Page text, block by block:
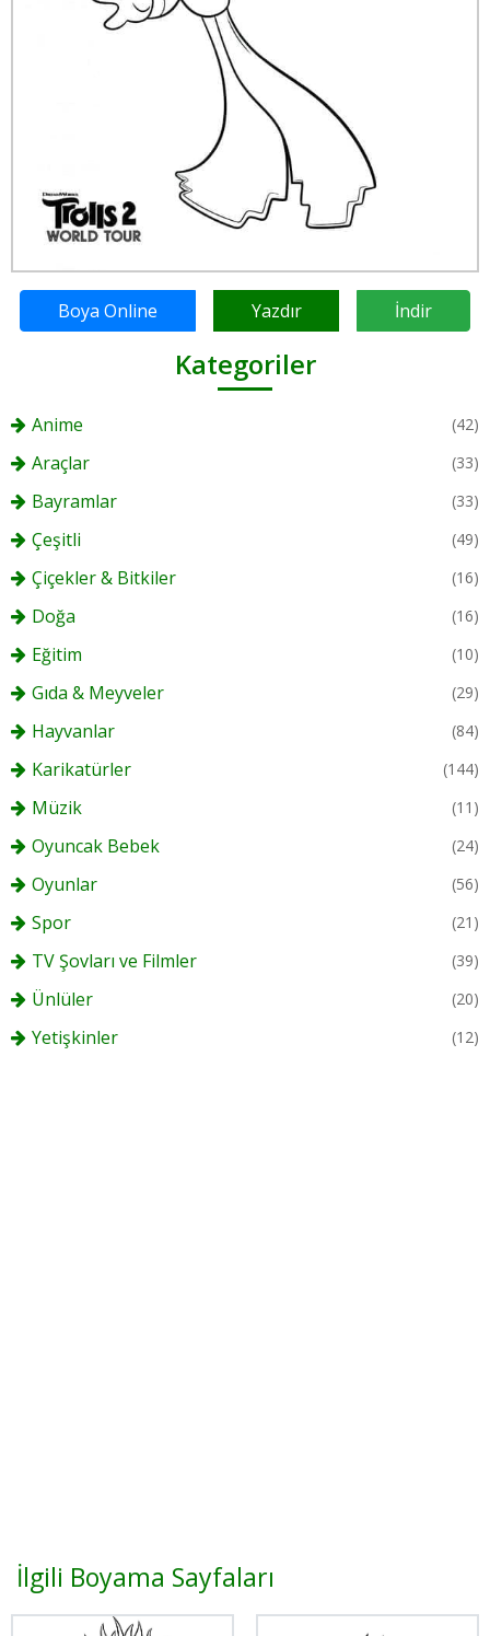
Boya Online Yazdır İndir
Kategoriler
Anime (42)
Araçlar (33)
Bayramlar (33)
Çeşitli (49)
Çiçekler & Bitkiler (16)
Doğa (16)
Eğitim (10)
Gıda & Meyveler (29)
Hayvanlar (84)
Karikatürler (144)
Müzik (11)
Oyuncak Bebek (24)
Oyunlar (56)
Spor (21)
TV Şovları ve Filmler (39)
Ünlüler (20)
Yetişkinler (12)
İlgili Boyama Sayfaları